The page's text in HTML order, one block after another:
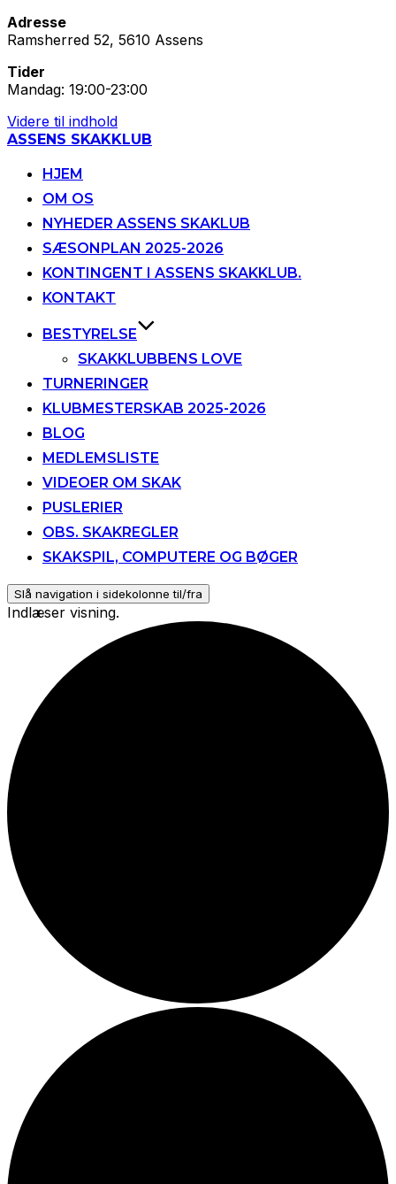
Adresse
Ramsherred 52, 5610 Assens
Tider
Mandag: 19:00-23:00
Videre til indhold
ASSENS SKAKKLUB
HJEM
OM OS
NYHEDER ASSENS SKAKLUB
SÆSONPLAN 2025-2026
KONTINGENT I ASSENS SKAKKLUB.
KONTAKT
BESTYRELSE
SKAKKLUBBENS LOVE
TURNERINGER
KLUBMESTERSKAB 2025-2026
BLOG
MEDLEMSLISTE
VIDEOER OM SKAK
PUSLERIER
OBS. SKAKREGLER
SKAKSPIL, COMPUTERE OG BØGER
Slå navigation i sidekolonne til/fra
Indlæser visning.